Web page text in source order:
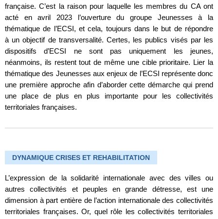
française. C’est la raison pour laquelle les membres du CA ont
acté en avril 2023 l’ouverture du groupe Jeunesses à la
thématique de l’ECSI, et cela, toujours dans le but de répondre
à un objectif de transversalité. Certes, les publics visés par les
dispositifs d’ECSI ne sont pas uniquement les jeunes,
néanmoins, ils restent tout de même une cible prioritaire. Lier la
thématique des Jeunesses aux enjeux de l’ECSI représente donc
une première approche afin d’aborder cette démarche qui prend
une place de plus en plus importante pour les collectivités
territoriales françaises.
DYNAMIQUE CRISES ET REHABILITATION
L’expression de la solidarité internationale avec des villes ou
autres collectivités et peuples en grande détresse, est une
dimension à part entière de l’action internationale des collectivités
territoriales françaises. Or, quel rôle les collectivités territoriales